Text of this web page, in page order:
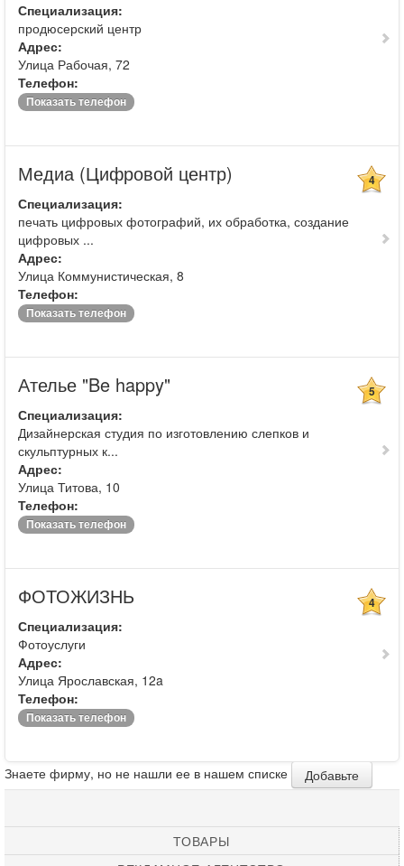
Специализация:
продюсерский центр
Адрес:
Улица Рабочая, 72
Телефон:
Показать телефон
Медиа (Цифровой центр) 4
Специализация:
печать цифровых фотографий, их обработка, создание
цифровых ...
Адрес:
Улица Коммунистическая, 8
Телефон:
Показать телефон
Ателье "Be happy" 5
Специализация:
Дизайнерская студия по изготовлению слепков и
скульптурных к...
Адрес:
Улица Титова, 10
Телефон:
Показать телефон
ФОТОЖИЗНЬ 4
Специализация:
Фотоуслуги
Адрес:
Улица Ярославская, 12a
Телефон:
Показать телефон
Знаете фирму, но не нашли ее в нашем списке Добавьте
ТОВАРЫ